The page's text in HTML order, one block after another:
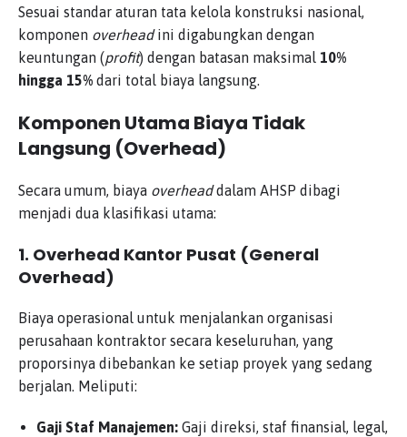
Sesuai standar aturan tata kelola konstruksi nasional,
komponen overheadini digabungkan dengan
keuntungan (profit) dengan batasan maksimal 10%
hingga 15% dari total biaya langsung.
Komponen Utama Biaya Tidak
Langsung (Overhead)
Secara umum, biaya overheaddalam AHSP dibagi
menjadi dua klasifikasi utama:
1. Overhead Kantor Pusat (General
Overhead)
Biaya operasional untuk menjalankan organisasi
perusahaan kontraktor secara keseluruhan, yang
proporsinya dibebankan ke setiap proyek yang sedang
berjalan. Meliputi:
Gaji Staf Manajemen: Gaji direksi, staf finansial, legal,